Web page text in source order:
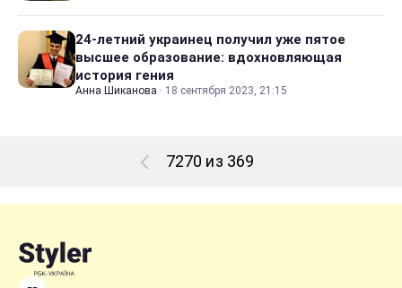
24-летний украинец получил уже пятое
высшее образование: вдохновляющая
история гения
Анна Шиканова · 18 сентября 2023, 21:15
7270 из 369